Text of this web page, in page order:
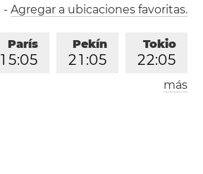
- Agregar a ubicaciones favoritas.
Tokio
22:05
Pekín
21 :05
París
1 5:05
Londres
más